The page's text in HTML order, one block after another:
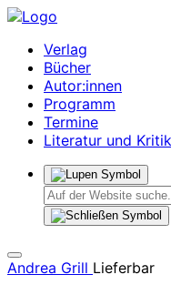
Verlag
Bücher
Autor:innen
Programm
Termine
Literatur und Kritik
Andrea Grill Lieferbar